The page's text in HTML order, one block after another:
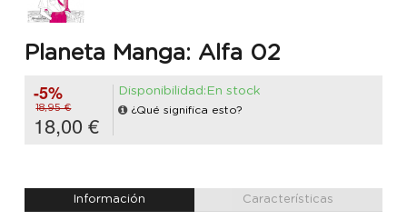
Planeta Manga: Alfa 02
-5%
18,95 €
18,00 €
Disponibilidad:En stock
¿Qué significa esto?
Información Características